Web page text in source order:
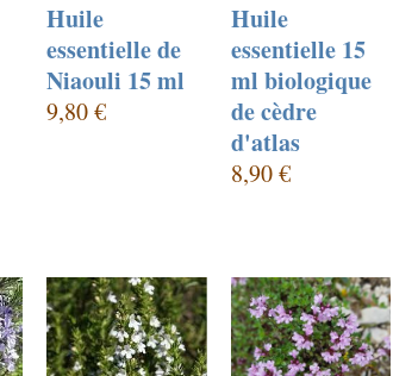
Huile
essentielle de
Niaouli 15 ml
9,80 €
Huile
essentielle 15
ml biologique
de cèdre
d'atlas
8,90 €